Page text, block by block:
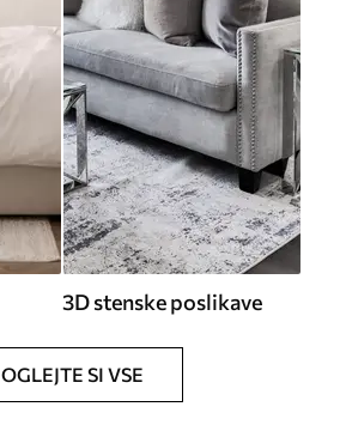
3D stenske poslikave
OGLEJTE SI VSE